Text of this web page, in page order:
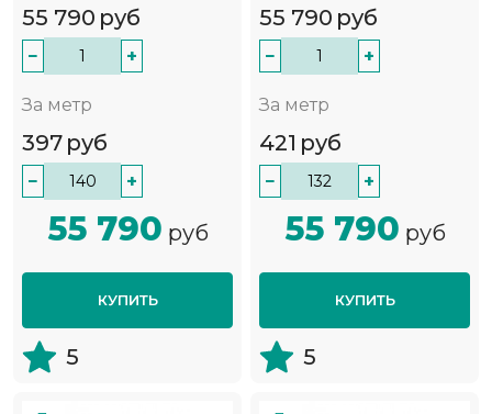
55 790 руб
− +
За метр
397 руб
− +
55 790 руб
КУПИТЬ
5
55 790 руб
− +
За метр
421 руб
− +
55 790 руб
КУПИТЬ
5